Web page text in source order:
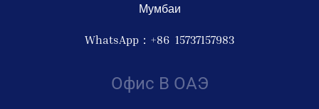
Мумбаи
WhatsApp：+86 15737157983
Офис В ОАЭ